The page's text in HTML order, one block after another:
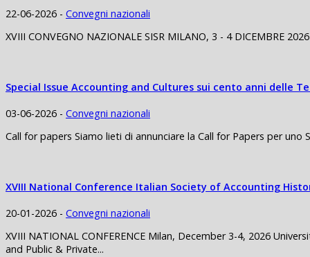
22-06-2026 - Convegni nazionali
XVIII CONVEGNO NAZIONALE SISR MILANO, 3 - 4 DICEMBRE
Special Issue Accounting and Cultures sui cento anni delle
03-06-2026 - Convegni nazionali
Call for papers Siamo lieti di annunciare la Call for Papers per
XVIII National Conference Italian Society of Accounting
20-01-2026 - Convegni nazionali
XVIII NATIONAL CONFERENCE Milan, December 3-4, 2026
and Public & Private...